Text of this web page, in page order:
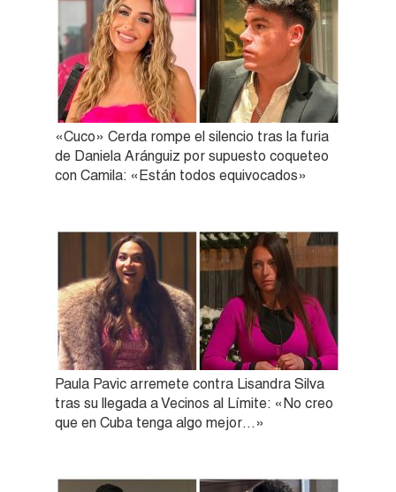
«Cuco» Cerda rompe el silencio tras la furia
de Daniela Aránguiz por supuesto coqueteo
con Camila: «Están todos equivocados»
Paula Pavic arremete contra Lisandra Silva
tras su llegada a Vecinos al Límite: «No creo
que en Cuba tenga algo mejor…»